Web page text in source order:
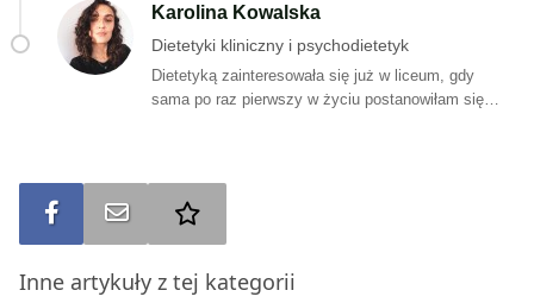
Karolina Kowalska
Dietetyki kliniczny i psychodietetyk
Dietetyką zainteresowała się już w liceum, gdy
sama po raz pierwszy w życiu postanowiłam się
nie dać za wygraną żywieniowym mitom i tym oto
sposobem wylądowałam na studiach z Dietetyki.
zdobyła solidne podstawy, a praca z pacjentami
Udostępnij na FBWyślij na e-mail
Inne artykuły z tej kategorii